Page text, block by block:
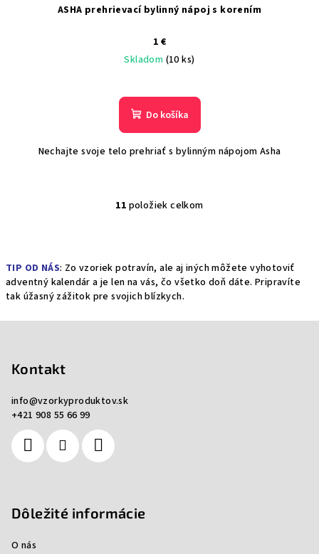
ASHA prehrievací bylinný nápoj s korením
1 €
Skladom (10 ks)
Do košíka
Nechajte svoje telo prehriať s bylinným nápojom Asha
O
á
d
a
11 položiek celkom
TIP OD NÁS: Zo vzoriek potravín, ale aj iných môžete vyhotoviť
adventný kalendár a je len na vás, čo všetko doň dáte. Pripravíte
tak úžasný zážitok pre svojich blízkych.
Kontakt
info@vzorkyproduktov.sk
+421 908 55 66 99
Dôležité informácie
O nás